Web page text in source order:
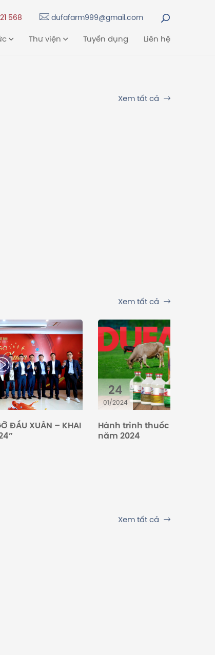
568 dufafarm999@gmail.com
Thư viện Tuyển dụng Liên hệ
Xem tất cả
Xem tất cả
ĐẦU XUÂN – KHAI
24
01/2024
Hành trình thuốc thú y
năm 2024
Xem tất cả